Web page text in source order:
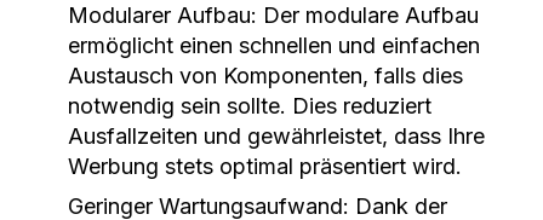
Modularer Aufbau: Der modulare Aufbau
ermöglicht einen schnellen und einfachen
Austausch von Komponenten, falls dies
notwendig sein sollte. Dies reduziert
Ausfallzeiten und gewährleistet, dass Ihre
Werbung stets optimal präsentiert wird.
Geringer Wartungsaufwand: Dank der